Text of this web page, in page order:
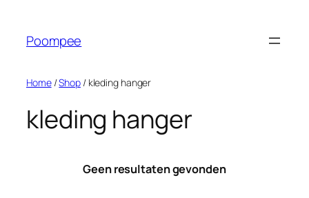
Poompee
Home/Shop/ kleding hanger
kleding hanger
Geen resultaten gevonden